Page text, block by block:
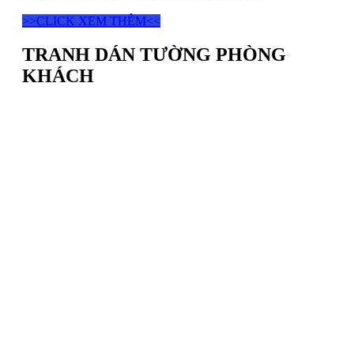
>>CLICK XEM THÊM<<
TRANH DÁN TƯỜNG PHÒNG
KHÁCH